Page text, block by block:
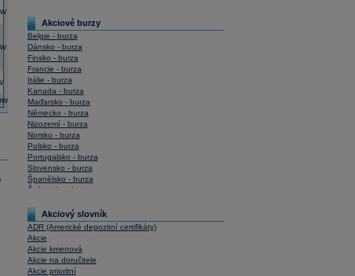
Akciové burzy
Belgie - burza
Dánsko - burza
Finsko - burza
Francie - burza
Itálie - burza
Kanada - burza
Maďarsko - burza
Německo - burza
Nizozemí - burza
Norsko - burza
Polsko - burza
Portugalsko - burza
Slovensko - burza
Španělsko - burza
Švýcarsko - burza
Akciový slovník
ADR (Americké depozitní certifikáty)
Akcie
Akcie kmenová
Akcie na doručitele
Akcie prioritní